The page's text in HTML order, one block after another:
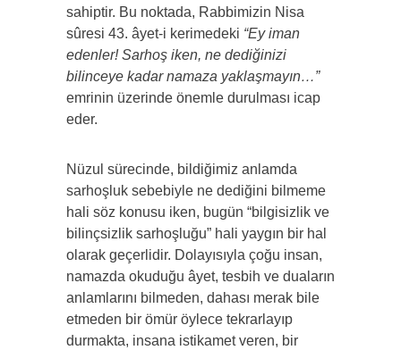
sahiptir. Bu noktada, Rabbimizin Nisa
sûresi 43. âyet-i kerimedeki “Ey iman
edenler! Sarhoş iken, ne dediğinizi
bilinceye kadar namaza yaklaşmayın…”
emrinin üzerinde önemle durulması icap
eder.
Nüzul sürecinde, bildiğimiz anlamda
sarhoşluk sebebiyle ne dediğini bilmeme
hali söz konusu iken, bugün “bilgisizlik ve
bilinçsizlik sarhoşluğu” hali yaygın bir hal
olarak geçerlidir. Dolayısıyla çoğu insan,
namazda okuduğu âyet, tesbih ve duaların
anlamlarını bilmeden, dahası merak bile
etmeden bir ömür öylece tekrarlayıp
durmakta, insana istikamet veren, bir